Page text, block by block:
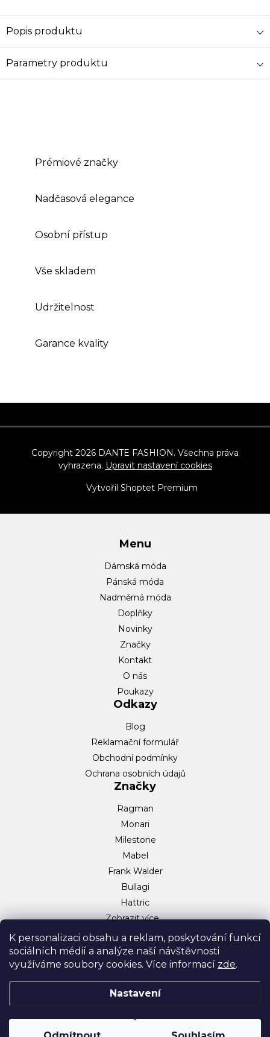
K personalizaci obsahu a reklam, poskytování funkcí
sociálních médií a analýze naší návštěvnosti
využíváme soubory cookies. Více informací zde.
Nastavení
Popis produktu
Parametry produktu
Prémiové značky
Nadčasová elegance
Osobní přístup
Vše skladem
Udržitelnost
Garance kvality
á
í
Vytvořil Shoptet Premium
Copyright 2026 DANTE FASHION. Všechna práva
vyhrazena. Upravit nastavení cookies
Menu
Dámská móda
Pánská móda
Nadměrná móda
Doplňky
Novinky
Značky
Kontakt
O nás
Poukazy
Odkazy
Blog
Reklamační formulář
Obchodní podmínky
Ochrana osobních údajů
Značky
Ragman
Monari
Milestone
Mabel
Frank Walder
Bullagi
Hattric
Zobrazit více…
Sociální sítě
Facebook
Instagram
TikTok